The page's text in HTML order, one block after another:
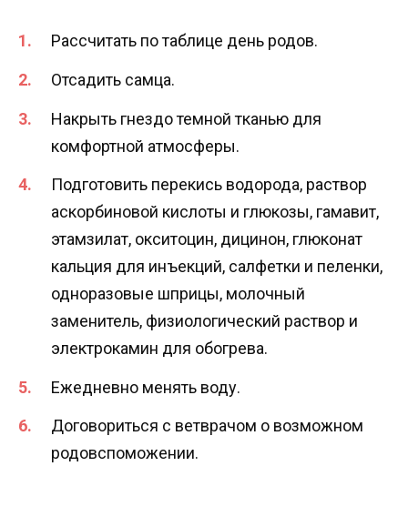
Рассчитать по таблице день родов.
Отсадить самца.
Накрыть гнездо темной тканью для
комфортной атмосферы.
Подготовить перекись водорода, раствор
аскорбиновой кислоты и глюкозы, гамавит,
этамзилат, окситоцин, дицинон, глюконат
кальция для инъекций, салфетки и пеленки,
одноразовые шприцы, молочный
заменитель, физиологический раствор и
электрокамин для обогрева.
Ежедневно менять воду.
Договориться с ветврачом о возможном
родовспоможении.